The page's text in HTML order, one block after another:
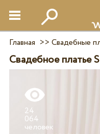
Главная >> Свадебные
Свадебное платье
24
064
человек